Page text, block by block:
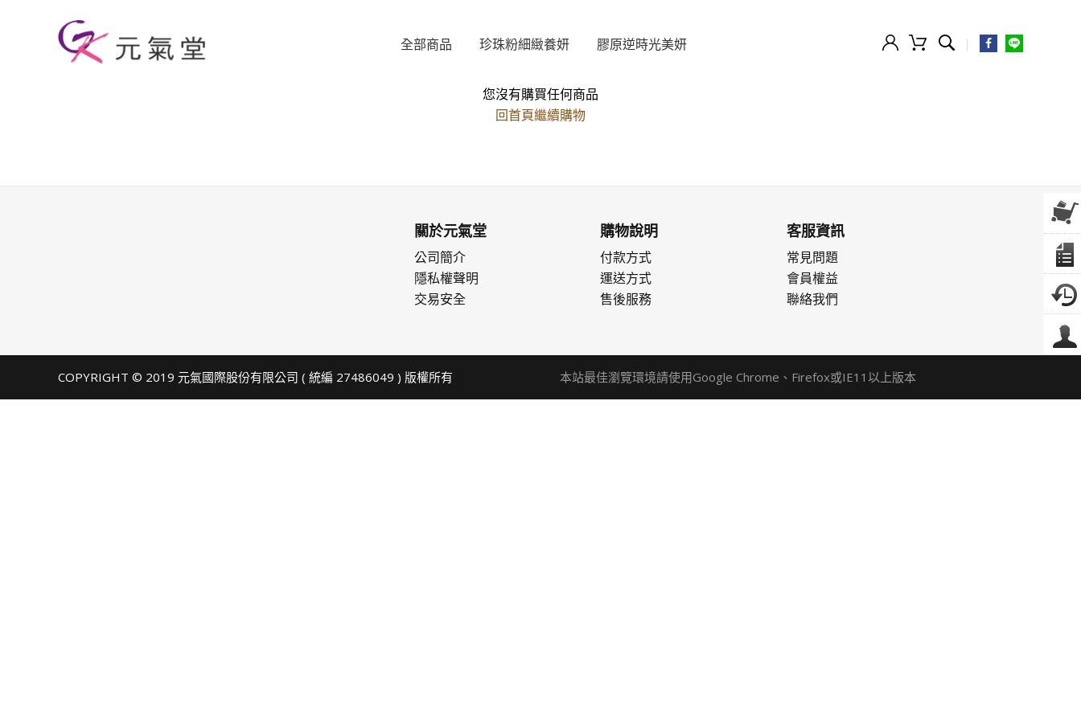
全部商品 珍珠粉細緻養妍 膠原逆時光美妍
您沒有購買任何商品
回首頁繼續購物
關於元氣堂
公司簡介
隱私權聲明
交易安全
購物說明
付款方式
運送方式
售後服務
客服資訊
常見問題
會員權益
聯絡我們
COPYRIGHT © 2019 元氣國際股份有限公司 ( 統編 27486049 ) 版權所有 本站最佳瀏覽環境請使用Google Chrome、Firefox或IE11以上版本